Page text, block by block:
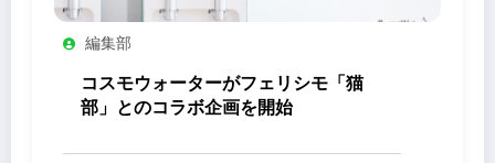
編集部
コスモウォーターがフェリシモ「猫
部」とのコラボ企画を開始